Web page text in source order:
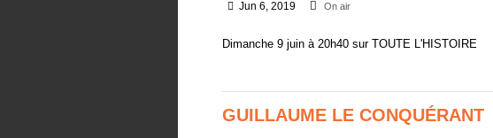
Jun 6, 2019 On air
Dimanche 9 juin à 20h40 sur TOUTE L'HISTOIRE
GUILLAUME LE CONQUÉRANT